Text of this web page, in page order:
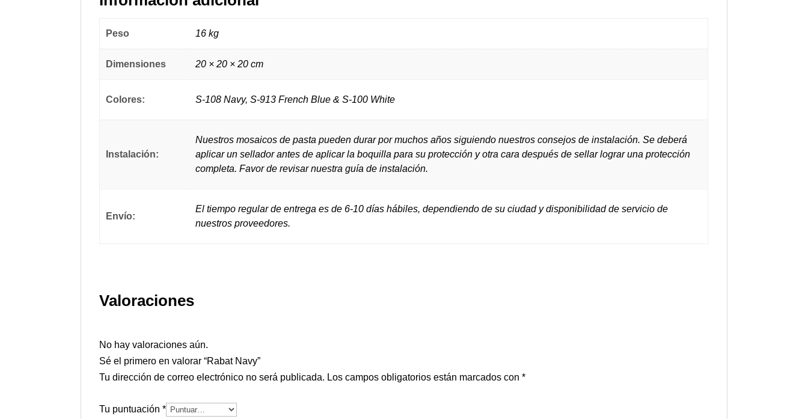
Peso 16 kg
Dimensiones 20 × 20 × 20 cm
Colores: S-108 Navy, S-913 French Blue & S-100 White
Instalación:
Nuestros mosaicos de pasta pueden durar por muchos años siguiendo nuestros consejos de instalación. Se deberá
aplicar un sellador antes de aplicar la boquilla para su protección y otra cara después de sellar lograr una protección
completa. Favor de revisar nuestra guía de instalación.
Envío:
El tiempo regular de entrega es de 6-10 días hábiles, dependiendo de su ciudad y disponibilidad de servicio de
nuestros proveedores.
Valoraciones
No hay valoraciones aún.
Sé el primero en valorar “Rabat Navy”
Tu dirección de correo electrónico no será publicada. Los campos obligatorios están marcados con*
Tu puntuación*